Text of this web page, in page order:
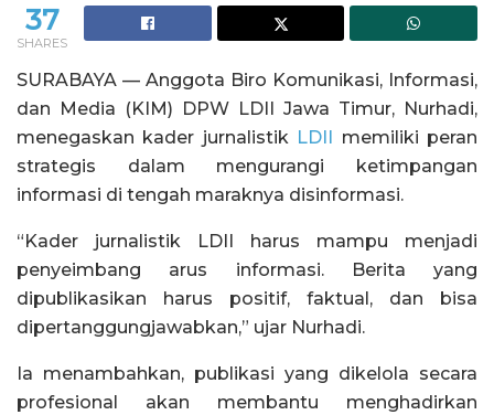
37
SHARES
SURABAYA — Anggota Biro Komunikasi, Informasi,
dan Media (KIM) DPW LDII Jawa Timur, Nurhadi,
menegaskan kader jurnalistik LDII memiliki peran
strategis dalam mengurangi ketimpangan
informasi di tengah maraknya disinformasi.
“Kader jurnalistik LDII harus mampu menjadi
penyeimbang arus informasi. Berita yang
dipublikasikan harus positif, faktual, dan bisa
dipertanggungjawabkan,” ujar Nurhadi.
Ia menambahkan, publikasi yang dikelola secara
profesional akan membantu menghadirkan